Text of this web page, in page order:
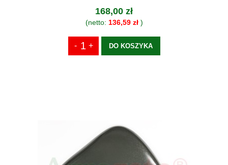
168,00 zł
(netto: 136,59 zł)
DO KOSZYKA